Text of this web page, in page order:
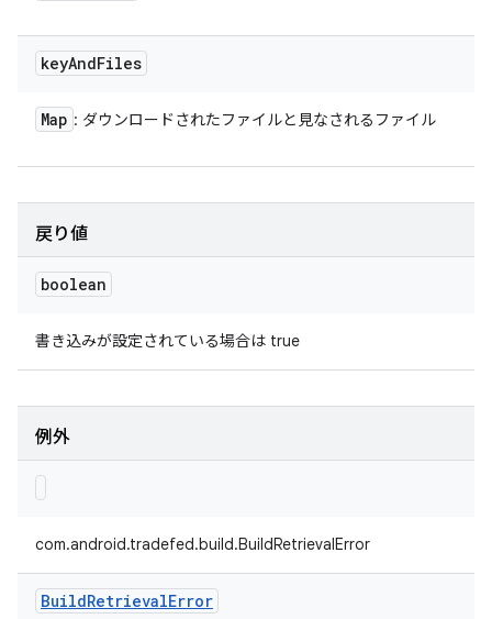
keyAndFiles
Map : ダウンロードされたファイルと見なされるファイル
戻り値
boolean
書き込みが設定されている場合は true
例外
com.android.tradefed.build.BuildRetrievalError
BuildRetrievalError